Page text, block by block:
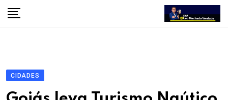
Skip
CIDADES